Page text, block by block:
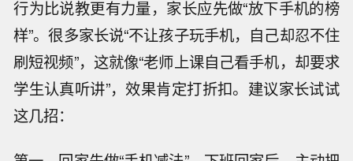
行为比说教更有力量，家长应先做“放下手机的榜
样”。很多家长说“不让孩子玩手机，自己却忍不住
刷短视频”，这就像“老师上课自己看手机，却要求
学生认真听讲”，效果肯定打折扣。建议家长试试
这几招：